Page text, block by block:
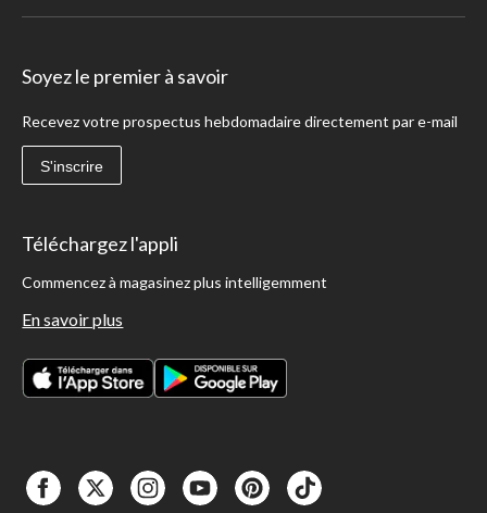
Soyez le premier à savoir
Recevez votre prospectus hebdomadaire directement par e-mail
S'inscrire
Téléchargez l'appli
Commencez à magasinez plus intelligemment
En savoir plus